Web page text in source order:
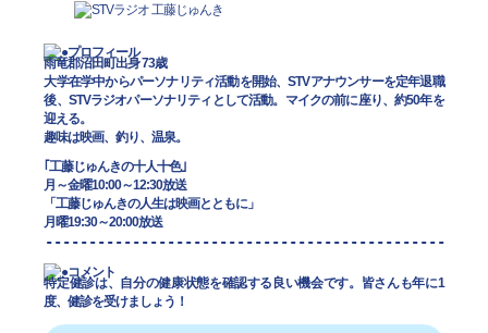
雨竜郡沼田町出身 73歳
大学在学中からパーソナリティ活動を開始、STVアナウンサーを定年退職
後、STVラジオパーソナリティとして活動。マイクの前に座り、約50年を
迎える。
趣味は映画、釣り、温泉。
｢工藤じゅんきの十人十色｣
月～金曜10:00～12:30放送
「工藤じゅんきの人生は映画とともに」
月曜19:30～20:00放送
特定健診は、自分の健康状態を確認する良い機会です。皆さんも年に1
度、健診を受けましょう！